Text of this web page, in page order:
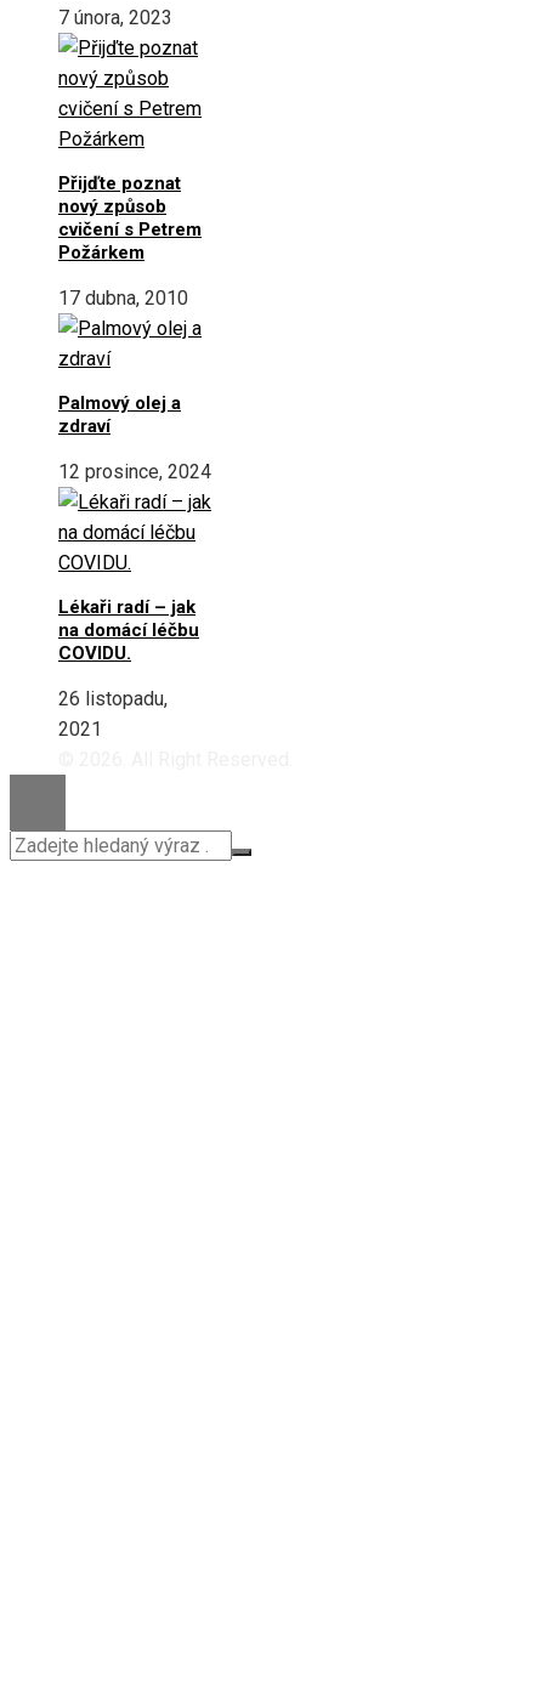
7 února, 2023
Přijďte poznat
nový způsob
cvičení s Petrem
Požárkem
17 dubna, 2010
Palmový olej a
zdraví
12 prosince, 2024
Lékaři radí – jak
na domácí léčbu
COVIDU.
26 listopadu,
2021